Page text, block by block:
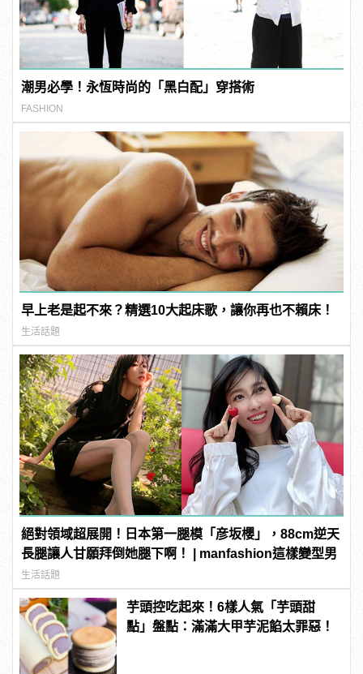
潮男必學！永恆時尚的「黑白配」穿搭術
FASHION
早上老是起不來？精選10大起床歌，讓你再也不賴床！
生活話題
絕對領域超展開！日本第一腿模「彦坂櫻」，88cm逆天
長腿讓人甘願拜倒她腿下啊！ | manfashion這樣變型男
生活話題
芋頭控吃起來！6樣人氣「芋頭甜
點」盤點：滿滿大甲芋泥餡太罪惡！